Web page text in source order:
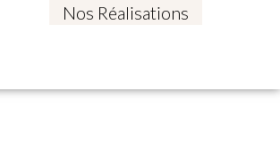
Nos Réalisations